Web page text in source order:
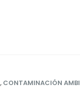
, CONTAMINACIÓN